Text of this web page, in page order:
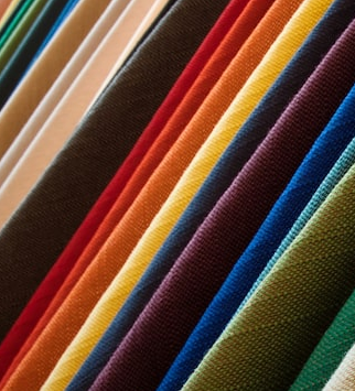
Português
Copyright © 2010- 2026Freepik Company S.L.U.